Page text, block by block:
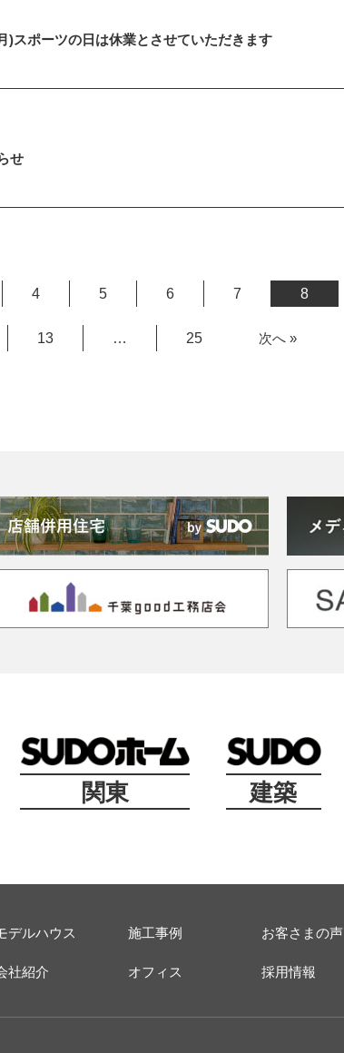
)スポーツの日は休業とさせていただきます
せ
4 5 6 7 8
13 … 25 次へ »
関東 建築
デルハウス 施工事例 お客さまの声
社紹介 オフィス 採用情報